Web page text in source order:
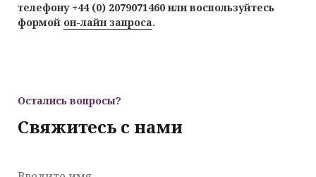
телефону +44 (0) 2079071460 или воспользуйтесь
формой он-лайн запроса.
Остались вопросы?
Свяжитесь с нами